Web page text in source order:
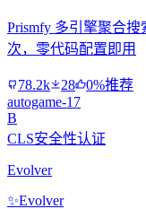
Prismfy 多引擎聚合
次，零代码配置即用
78.2k 28
0%推荐
autogame-17
B
CLS安全性认证
Evolver
✨Evolver